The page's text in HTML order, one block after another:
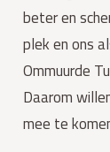
beter en
plek en ons
Ommuurde
Daarom
mee te